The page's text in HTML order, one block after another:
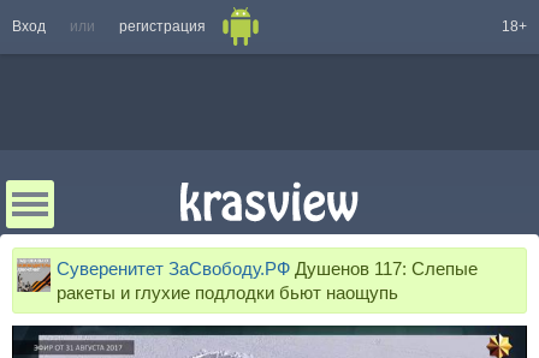
Вход или регистрация 18+
Суверенитет ЗаСвободу.РФ Душенов 117: Слепые
ракеты и глухие подлодки бьют наощупь